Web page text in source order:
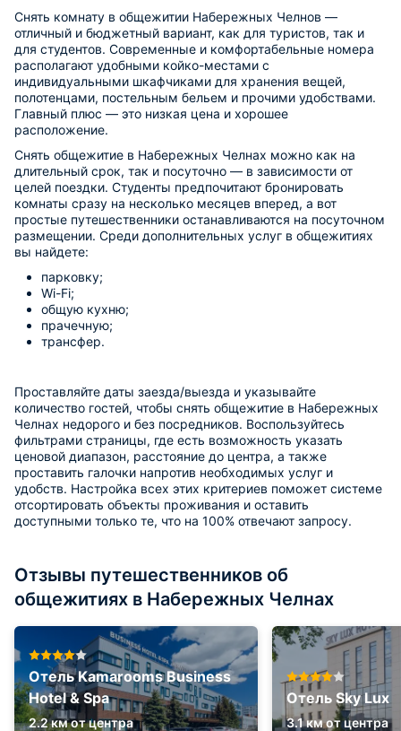
Снять комнату в общежитии Набережных Челнов —
отличный и бюджетный вариант, как для туристов, так и
для студентов. Современные и комфортабельные номера
располагают удобными койко-местами с
индивидуальными шкафчиками для хранения вещей,
полотенцами, постельным бельем и прочими удобствами.
Главный плюс — это низкая цена и хорошее
расположение.
Снять общежитие в Набережных Челнах можно как на
длительный срок, так и посуточно — в зависимости от
целей поездки. Студенты предпочитают бронировать
комнаты сразу на несколько месяцев вперед, а вот
простые путешественники останавливаются на посуточном
размещении. Среди дополнительных услуг в общежитиях
вы найдете:
парковку;
Wi-Fi;
общую кухню;
прачечную;
трансфер.
Проставляйте даты заезда/выезда и указывайте
количество гостей, чтобы снять общежитие в Набережных
Челнах недорого и без посредников. Воспользуйтесь
фильтрами страницы, где есть возможность указать
ценовой диапазон, расстояние до центра, а также
проставить галочки напротив необходимых услуг и
удобств. Настройка всех этих критериев поможет системе
отсортировать объекты проживания и оставить
доступными только те, что на 100% отвечают запросу.
Отзывы путешественников об
общежитиях в Набережных Челнах
Отель Kamarooms Business
Hotel & Spa
2.2 км от центра
Отель Sky Lux
3.1 км от центра